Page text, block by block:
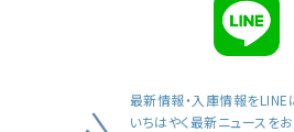
最新情報・入庫情報をLINE
いちはやく最新ニュースを